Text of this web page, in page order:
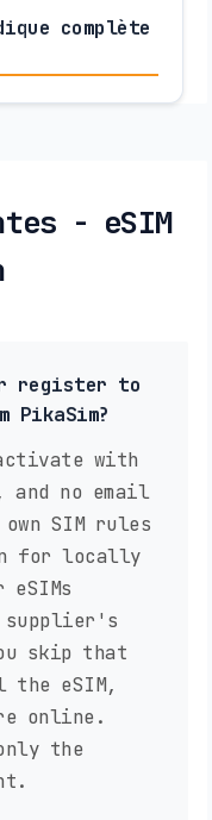
complète
- eSIM
register to
PikaSim?
with
and no email
SIM rules
for locally
supplier's
skip that
the eSIM,
online.
the